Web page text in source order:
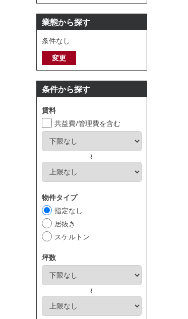
業態から探す
条件なし
変更
条件から探す
賃料
共益費/管理費を含む
～
物件タイプ
指定なし
居抜き
スケルトン
坪数
～